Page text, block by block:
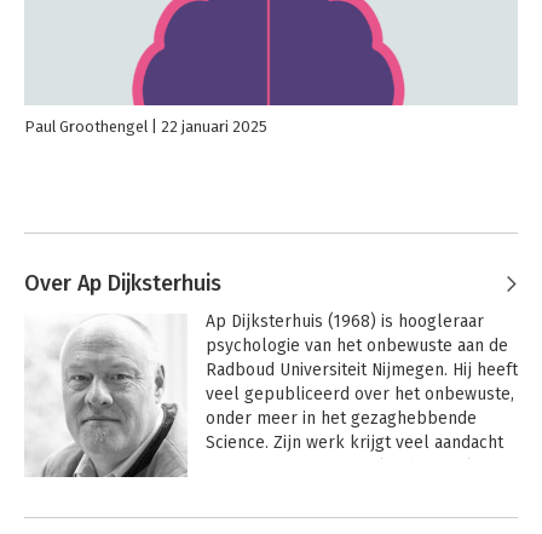
Paul Groothengel 22 januari 2025
Over Ap Dijksterhuis
Ap Dijksterhuis (1968) is hoogleraar
psychologie van het onbewuste aan de
Radboud Universiteit Nijmegen. Hij heeft
veel gepubliceerd over het onbewuste,
onder meer in het gezaghebbende
Science. Zijn werk krijgt veel aandacht
verschillende wetenschappelijke
Andere boeken door Ap